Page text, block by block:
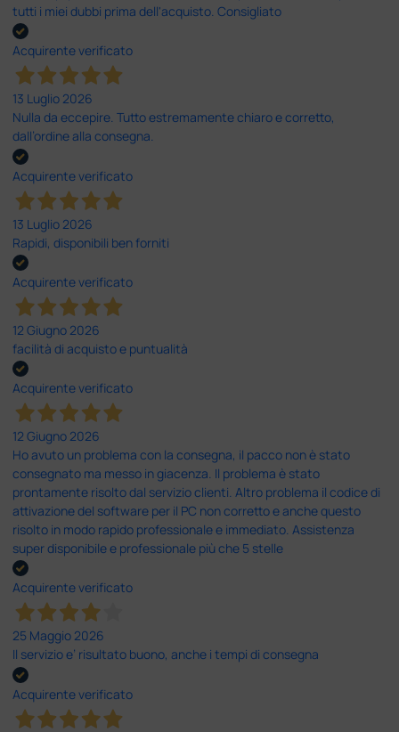
tutti i miei dubbi prima dell'acquisto. Consigliato
Acquirente verificato
13 Luglio 2026
Nulla da eccepire. Tutto estremamente chiaro e corretto,
dall’ordine alla consegna.
Acquirente verificato
13 Luglio 2026
Rapidi, disponibili ben forniti
Acquirente verificato
12 Giugno 2026
facilità di acquisto e puntualità
Acquirente verificato
12 Giugno 2026
Ho avuto un problema con la consegna, il pacco non è stato
consegnato ma messo in giacenza. Il problema è stato
prontamente risolto dal servizio clienti. Altro problema il codice di
attivazione del software per il PC non corretto e anche questo
risolto in modo rapido professionale e immediato. Assistenza
super disponibile e professionale più che 5 stelle
Acquirente verificato
25 Maggio 2026
Il servizio e’ risultato buono, anche i tempi di consegna
Acquirente verificato